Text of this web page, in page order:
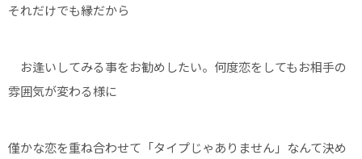
それだけでも縁だから
お逢いしてみる事をお勧めしたい。何度恋をしてもお相手の
雰囲気が変わる様に
僅かな恋を重ね合わせて「タイプじゃありません」なんて決め